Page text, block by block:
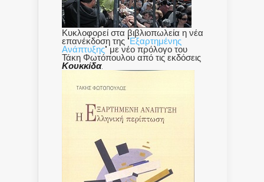
Κυκλοφορεί στα βιβλιοπωλεία η νέα
επανέκδοση της "Εξαρτημένης
Ανάπτυξης" με νέο πρόλογο του
Τάκη Φωτόπουλου από τις εκδόσεις
Κουκκίδα.